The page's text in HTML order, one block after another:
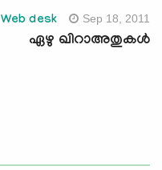
Web desk Sep 18, 2011
ഏഴു ഖിറാഅതുകള്‍